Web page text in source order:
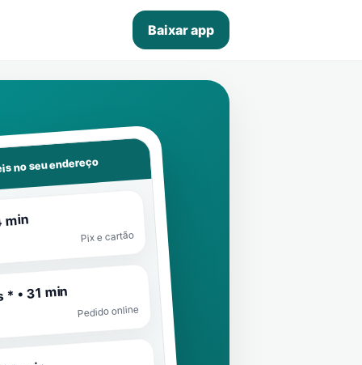
Baixar app
no seu endereço
min
Pix e cartão
• 31 min
Pedido online